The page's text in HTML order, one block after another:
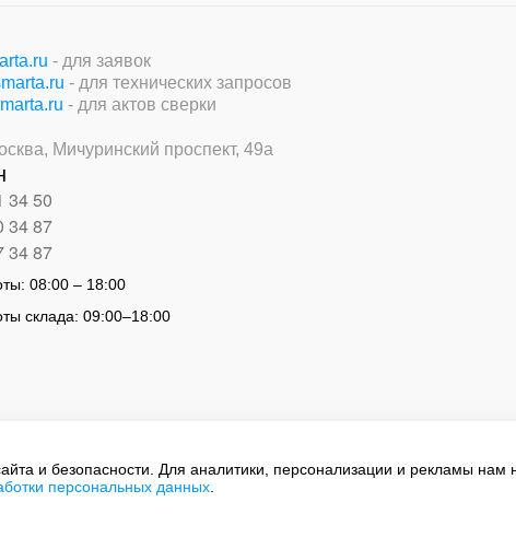
- для заявок
- для технических запросов
- для актов сверки
Мичуринский проспект, 49а
34 50
34 87
34 87
08:00 – 18:00
склада:09:00–18:00
и безопасности. Для аналитики, персонализации и рекламы
персональных данных